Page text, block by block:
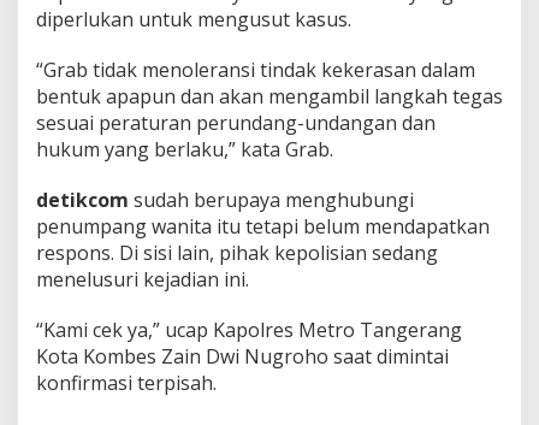
diperlukan untuk mengusut kasus.
“Grab tidak menoleransi tindak kekerasan dalam
bentuk apapun dan akan mengambil langkah tegas
sesuai peraturan perundang-undangan dan
hukum yang berlaku,” kata Grab.
detikcom sudah berupaya menghubungi
penumpang wanita itu tetapi belum mendapatkan
respons. Di sisi lain, pihak kepolisian sedang
menelusuri kejadian ini.
“Kami cek ya,” ucap Kapolres Metro Tangerang
Kota Kombes Zain Dwi Nugroho saat dimintai
konfirmasi terpisah.